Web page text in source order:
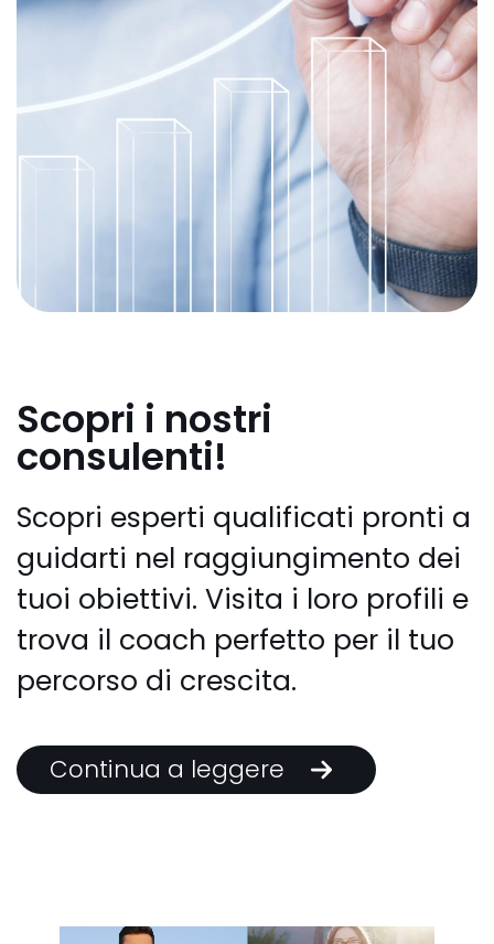
Scopri i nostri
consulenti!
Scopri esperti qualificati pronti a
guidarti nel raggiungimento dei
tuoi obiettivi. Visita i loro profili e
trova il coach perfetto per il tuo
percorso di crescita.
Continua a leggere